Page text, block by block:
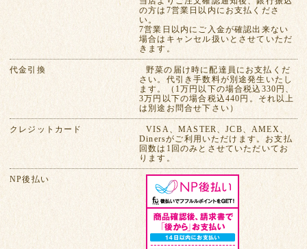
の方は7営業日以内にお支払くださ
い。
7営業日以内にご入金が確認出来ない
場合はキャンセル扱いとさせていただ
きます。
代金引換
野菜の届け時に配達員にお支払くだ
さい。代引き手数料が別途発生いたし
ます。（1万円以下の場合税込330円、
3万円以下の場合税込440円。それ以上
は別途お問合せ下さい）
クレジットカード
VISA、MASTER、JCB、AMEX、
Dinersがご利用いただけます。お支払
回数は1回のみとさせていただいてお
ります。
NP後払い